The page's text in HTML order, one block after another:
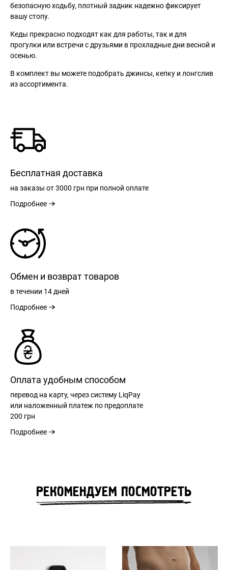
безопасную ходьбу, плотный задник надежно фиксирует
вашу стопу.
Кеды прекрасно подходят как для работы, так и для
прогулки или встречи с друзьями в прохладные дни весной и
осенью.
В комплект вы можете подобрать джинсы, кепку и лонгслив
из ассортимента.
Бесплатная доставка
на заказы от 3000 грн при полной оплате
Подробнее
Обмен и возврат товаров
в течении 14 дней
Подробнее
Оплата удобным способом
перевод на карту, через систему LiqPay
или наложенный платеж по предоплате
200 грн
Подробнее
РЕКОМЕНДУЕМ ПОСМОТРЕТЬ
РАЗМЕРНАЯ СЕТКА